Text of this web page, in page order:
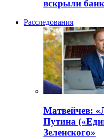
вскрыли
Расследования
Матвейчев:
Путина
Зеленского»